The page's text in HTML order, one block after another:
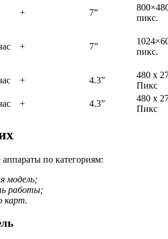
+ 7”
пикс.
+ 7”
пикс.
+ 4.3”
480 x
Пикс
+ 4.3”
480 x
Пикс
по категориям:
модель;
работы;
карт.